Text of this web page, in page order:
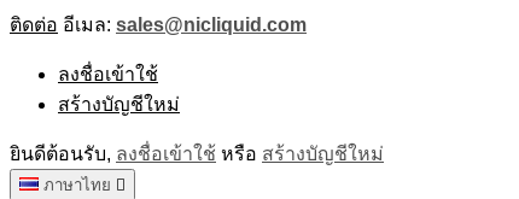
ติดต่อ อีเมล: sales@nicliquid.com
ลงชื่อเข้าใช้
สร้างบัญชีใหม่
ยินดีต้อนรับ, ลงชื่อเข้าใช้ หรือ สร้างบัญชีใหม่
ภาษาไทย 